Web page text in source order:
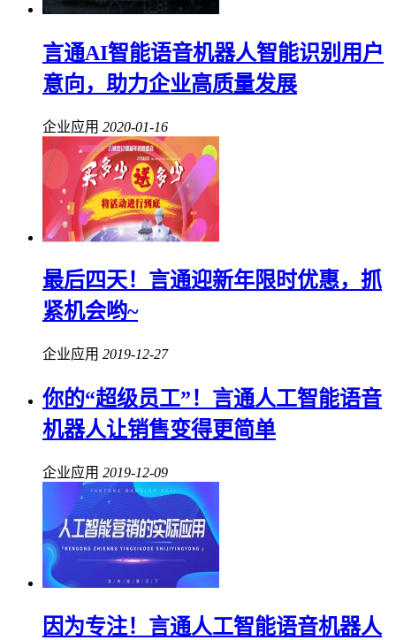
言通AI智能语音机器人智能识别用户
意向，助力企业高质量发展
企业应用 2020-01-16
最后四天！言通迎新年限时优惠，抓
紧机会哟~
企业应用 2019-12-27
你的“超级员工”！言通人工智能语音
机器人让销售变得更简单
企业应用 2019-12-09
因为专注！言通人工智能语音机器人